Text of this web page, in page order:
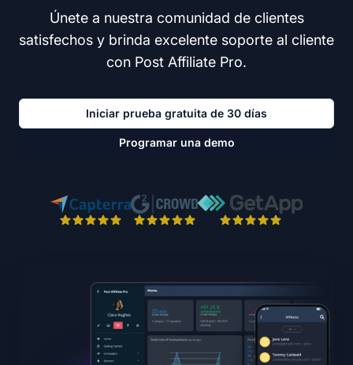
Únete a nuestra comunidad de clientes
satisfechos y brinda excelente soporte al cliente
con Post Affiliate Pro.
Iniciar prueba gratuita de 30 días
Programar una demo